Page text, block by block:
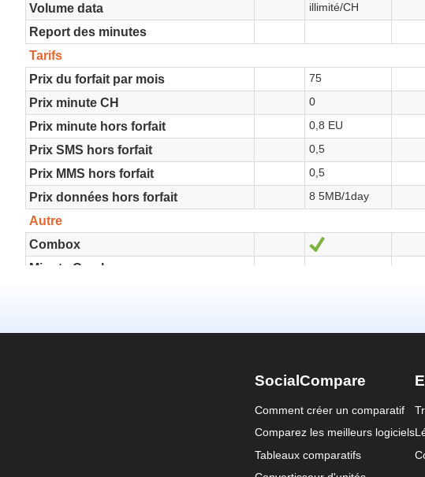
SocialCompare
Comment créer un comparatif
Comparez les meilleurs logiciels
Tableaux comparatifs